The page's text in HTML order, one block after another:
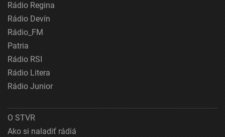
Rádio Regina
Rádio Devín
Rádio_FM
Patria
Rádio RSI
Rádio Litera
Rádio Junior
O STVR
Ako si naladiť rádiá